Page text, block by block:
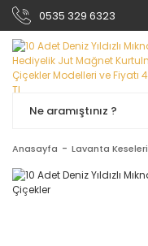
0535 329 6323
Anasayfa Lavanta Keseleri